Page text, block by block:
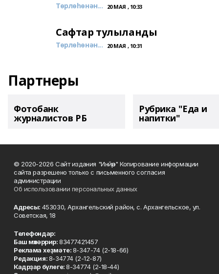
Төрлөһөнән... 20 МАЯ , 10:33
Сафтар тулыланды
Төрлөһөнән... 20 МАЯ , 10:31
Партнеры
Фотобанк
журналистов РБ
Рубрика "Еда и
напитки"
© 2020-2026 Сайт издания "Инйәр" Копирование информации
сайта разрешено только с письменного согласия
администрации
Об использовании персональных данных
Адресы: 453030, Архангельский район, с. Архангельское, ул.
Советская, 18
Телефондар:
Баш мөхәррир:83477421457
Реклама хеҙмәте:8-347-74 (2-18-66)
Редакция:8-34774 (2-12-87)
Кадрҙар бүлеге:8-34774 (2-18-44)